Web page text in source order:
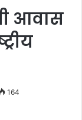
आवास
164